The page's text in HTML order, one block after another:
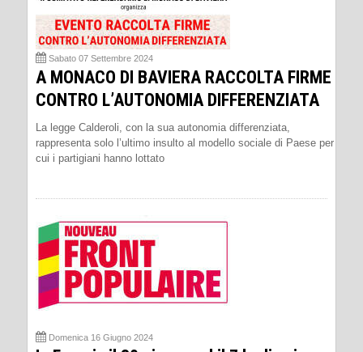
Sabato 07 Settembre 2024
A MONACO DI BAVIERA RACCOLTA FIRME
CONTRO L’AUTONOMIA DIFFERENZIATA
La legge Calderoli, con la sua autonomia differenziata,
rappresenta solo l’ultimo insulto al modello sociale di Paese per
cui i partigiani hanno lottato
Domenica 16 Giugno 2024